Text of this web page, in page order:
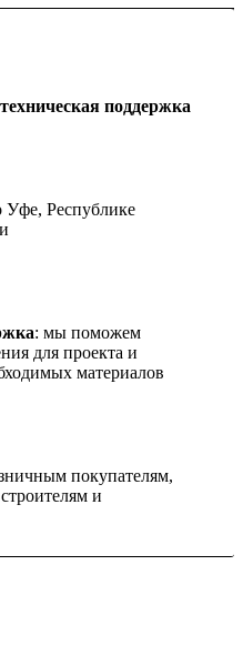
поддержка
Уфе, Республике
: мы поможем
для проекта и
материалов
покупателям,
и